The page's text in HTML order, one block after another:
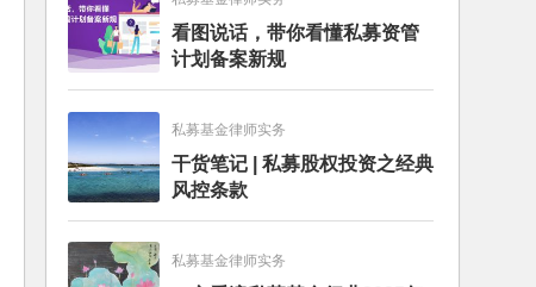
看图说话，带你看懂私募资管
计划备案新规
私募基金律师实务
干货笔记 | 私募股权投资之经典
风控条款
私募基金律师实务